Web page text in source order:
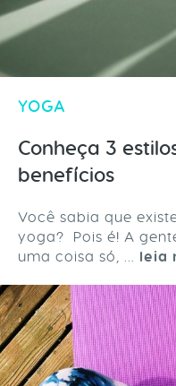
YOGA
Conheça 3
benefícios
Você sabia que
yoga? Pois é! A
uma coisa só, ... leia